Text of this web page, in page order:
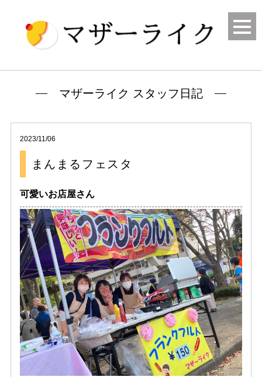
マザーライク スタッフ日記
2023/11/06
まんまるフェスタ
可愛いお店屋さん